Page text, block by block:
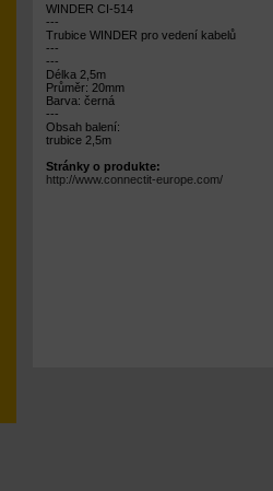
WINDER CI-514
---
Trubice WINDER pro vedení kabelů
---
---
Délka 2,5m
Průměr: 20mm
Barva: černá
---
Obsah balení:
trubice 2,5m
Stránky o produkte:
http://www.connectit-europe.com/